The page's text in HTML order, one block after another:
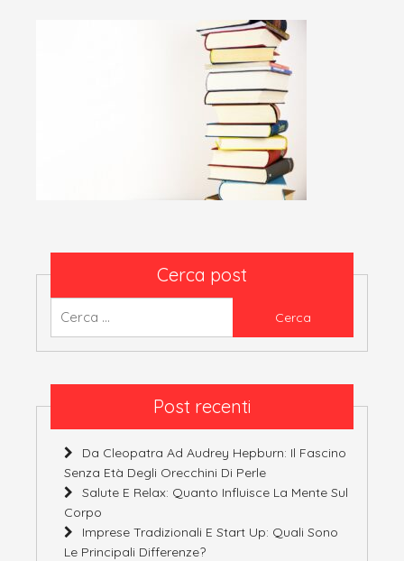
Cerca post
Post recenti
Da Cleopatra Ad Audrey Hepburn: Il Fascino
Senza Età Degli Orecchini Di Perle
Salute E Relax: Quanto Influisce La Mente Sul
Corpo
Imprese Tradizionali E Start Up: Quali Sono
Le Principali Differenze?